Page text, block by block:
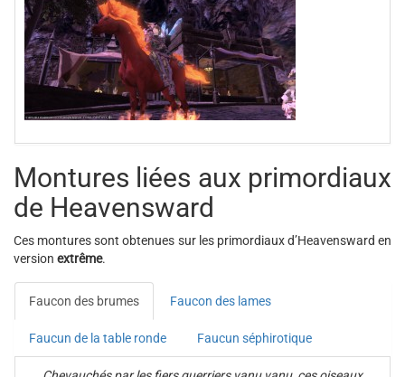
Montures liées aux primordiaux
de Heavensward
Ces montures sont obtenues sur les primordiaux d’Heavensward en
version extrême.
Faucon des brumes Faucon des lames
Faucun de la table ronde Faucun séphirotique